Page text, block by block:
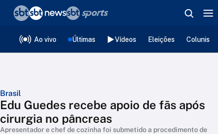
Ao vivo Últimas Vídeos Eleições
Brasil
Edu Guedes recebe apoio de fãs após
cirurgia no pâncreas
Apresentador e chef de cozinha foi submetido a procedimento de
❮voltar
Editorias